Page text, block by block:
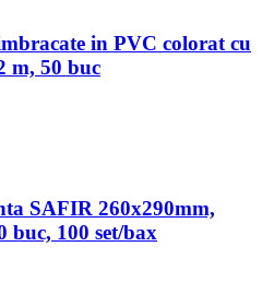
in PVC colorat cu
m, 50 buc
SAFIR 260x290mm,
buc, 100 set/bax